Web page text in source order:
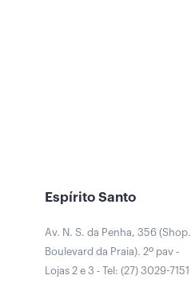
Espírito Santo
Av. N. S. da Penha, 356 (Shop.
Boulevard da Praia). 2º pav -
Lojas 2 e 3 - Tel: (27) 3029-7151